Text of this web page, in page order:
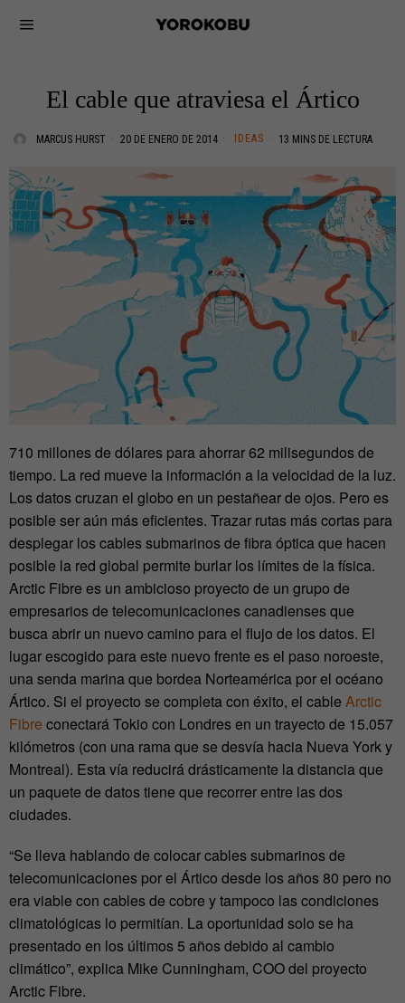
El cable que atraviesa el Ártico
MARCUS HURST 20 DE ENERO DE 2014 IDEAS 13 MINS DE LECTURA
710 millones de dólares para ahorrar 62 milisegundos de
tiempo. La red mueve la información a la velocidad de la luz.
Los datos cruzan el globo en un pestañear de ojos. Pero es
posible ser aún más eficientes. Trazar rutas más cortas para
desplegar los cables submarinos de fibra óptica que hacen
posible la red global permite burlar los límites de la física.
Arctic Fibre es un ambicioso proyecto de un grupo de
empresarios de telecomunicaciones canadienses que
busca abrir un nuevo camino para el flujo de los datos. El
lugar escogido para este nuevo frente es el paso noroeste,
una senda marina que bordea Norteamérica por el océano
Ártico. Si el proyecto se completa con éxito, el cable Arctic
Fibre conectará Tokio con Londres en un trayecto de 15.057
kilómetros (con una rama que se desvía hacia Nueva York y
Montreal). Esta vía reducirá drásticamente la distancia que
un paquete de datos tiene que recorrer entre las dos
ciudades.
“Se lleva hablando de colocar cables submarinos de
telecomunicaciones por el Ártico desde los años 80 pero no
era viable con cables de cobre y tampoco las condiciones
climatológicas lo permitían. La oportunidad solo se ha
presentado en los últimos 5 años debido al cambio
climático”, explica Mike Cunningham, COO del proyecto
Arctic Fibre.